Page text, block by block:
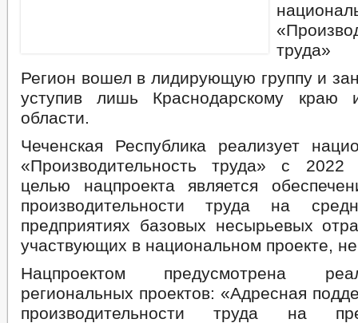
труда»
Регион вошел в лидирующую группу и
уступив лишь Краснодарскому краю
области.
Чеченская Республика реализует
«Производительность труда» с 2022
целью нацпроекта является
производительности труда на
предприятиях базовых несырьевых
участвующих в национальном проекте,
Нацпроектом предусмотрена
региональных проектов: «Адресная
производительности труда на